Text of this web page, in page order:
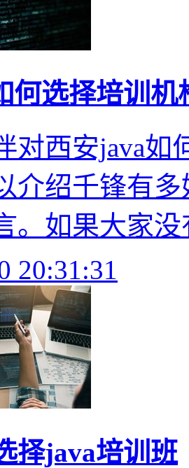
何选择培训机
对西安java如
介绍千锋有
。如果大家
20:31:31
择java培训班